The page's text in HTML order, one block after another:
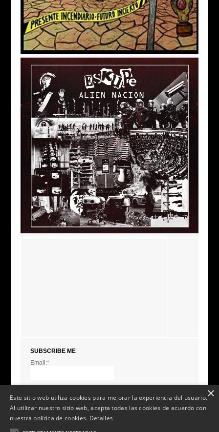
SUBSCRIBE ME
Email:*
Este sitio web utiliza cookies para mejorar la experiencia del usuario.
Al utilizar nuestro sitio web, acepta todas las cookies de acuerdo con
nuestra política de cookies. Detalles
×